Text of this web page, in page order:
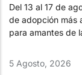
Del 13 al 17 de
de adopción más
para amantes de
5 Agosto, 2026